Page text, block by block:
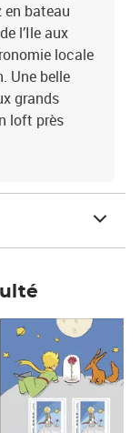
en bateau
l’Ile aux
locale
Une belle
grands
loft près